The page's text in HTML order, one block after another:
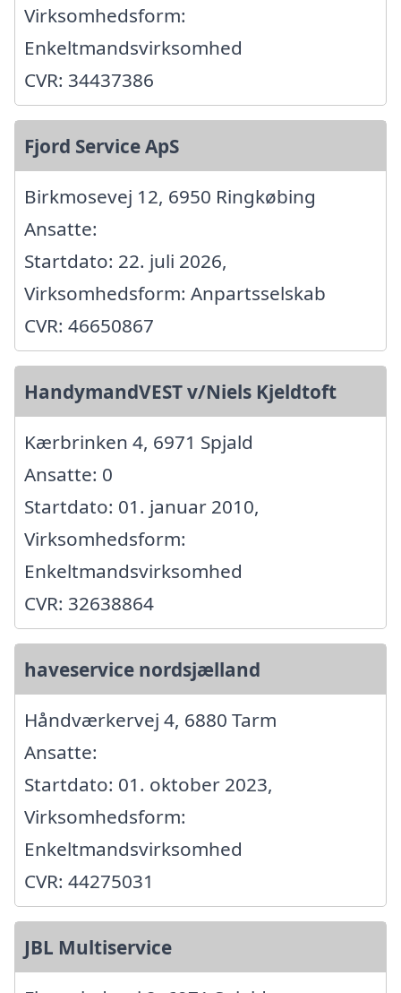
Virksomhedsform:
Enkeltmandsvirksomhed
CVR: 34437386
Fjord Service ApS
Birkmosevej 12, 6950 Ringkøbing
Ansatte:
Startdato: 22. juli 2026,
Virksomhedsform: Anpartsselskab
CVR: 46650867
HandymandVEST v/Niels Kjeldtoft
Kærbrinken 4, 6971 Spjald
Ansatte: 0
Startdato: 01. januar 2010,
Virksomhedsform:
Enkeltmandsvirksomhed
CVR: 32638864
haveservice nordsjælland
Håndværkervej 4, 6880 Tarm
Ansatte:
Startdato: 01. oktober 2023,
Virksomhedsform:
Enkeltmandsvirksomhed
CVR: 44275031
JBL Multiservice